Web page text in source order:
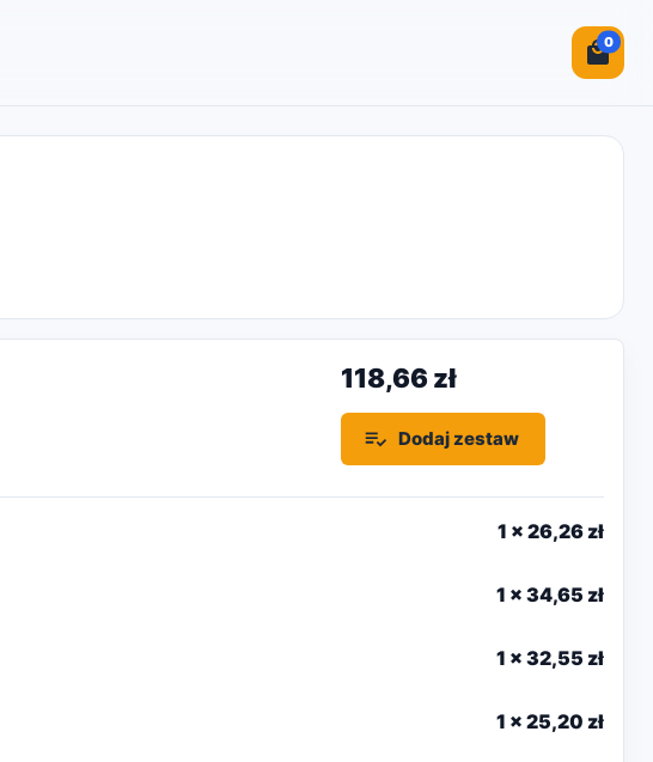
0
118,66 zł
Dodaj zestaw
1 x 26,26 zł
1 x 34,65 zł
1 x 32,55 zł
1 x 25,20 zł